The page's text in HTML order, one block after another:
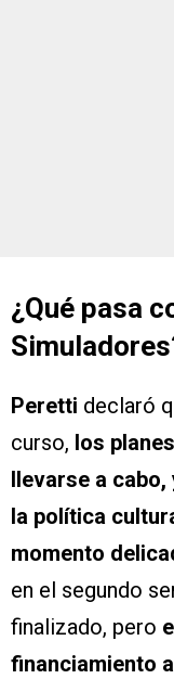
¿Qué pasa
Peretti declaró
curso, los
llevarse a
la política
momento
en el segundo
finalizado, pero
financiamiento